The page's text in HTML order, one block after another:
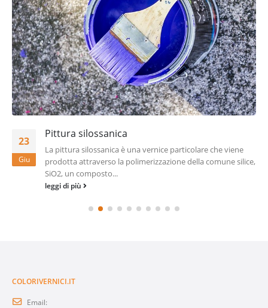
23
Giu
Pittura silossanica
La pittura silossanica è una vernice particolare che viene
prodotta attraverso la polimerizzazione della comune silice,
SiO2, un composto...
leggi di più
COLORIVERNICI.IT
Email: